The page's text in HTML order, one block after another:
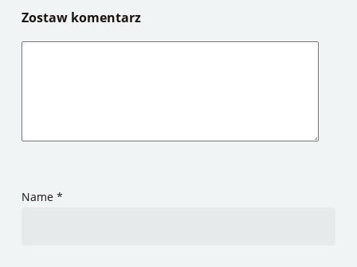
Zostaw komentarz
Name *